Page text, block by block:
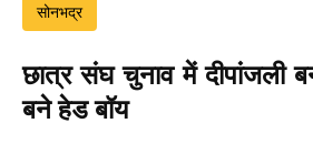
सोनभद्र
छात्र संघ चुनाव में दीपांजली
बने हेड बॉय